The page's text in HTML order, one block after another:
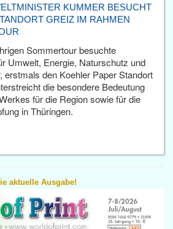
KUMMER BESUCHT
GREIZ IM RAHMEN
Sommertour besuchte
Umwelt, Energie, Naturschutz und
erstmals den Koehler Paper Standort
die besondere Bedeutung
für die Region sowie für die
in Thüringen.
aktuelle Ausgabe!